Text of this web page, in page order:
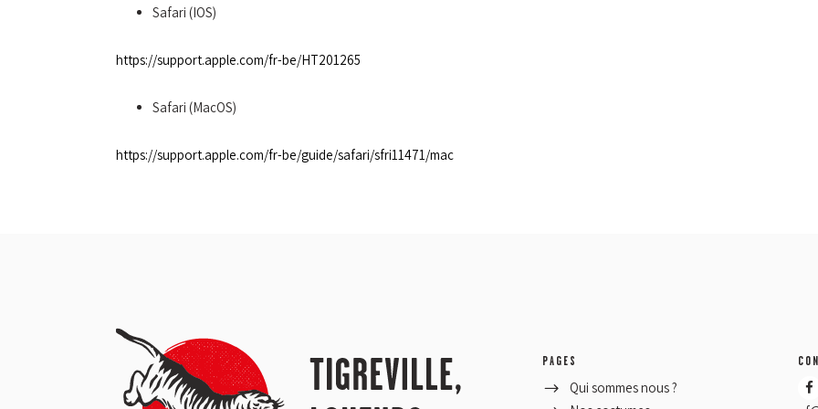
Safari (IOS)
https://support.apple.com/fr-be/HT201265
Safari (MacOS)
https://support.apple.com/fr-be/guide/safari/sfri11471/mac
PAGES
Qui sommes nous ?